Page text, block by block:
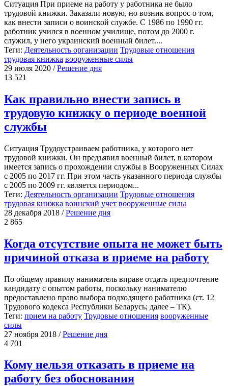
Ситуация При приеме на работу у работника не было
трудовой книжки. Заказали новую, но возник вопрос о том,
как внести записи о воинской службе. С 1986 по 1990 гг.
работник учился в военном училище, потом до 2000 г.
служил, у него украинский военный билет....
Теги: Деятельность организации Трудовые отношения
трудовая книжка вооруженные силы
29 июля 2020 /Решение дня
13 521
Как правильно внести запись в
трудовую книжку о периоде военной
службы
Ситуация Трудоустраиваем работника, у которого нет
трудовой книжки. Он предъявил военный билет, в котором
имеется запись о прохождении службы в Вооруженных Силах
с 2005 по 2017 гг. При этом часть указанного периода службы
с 2005 по 2009 гг. является периодом...
Теги: Деятельность организации Трудовые отношения
трудовая книжка воинский учет вооруженные силы
28 декабря 2018 /Решение дня
2 865
Когда отсутствие опыта не может быть
причиной отказа в приеме на работу
По общему правилу наниматель вправе отдать предпочтение
кандидату с опытом работы, поскольку нанимателю
предоставлено право выбора подходящего работника (ст. 12
Трудового кодекса Республики Беларусь; далее – ТК).
Теги: прием на работу Трудовые отношения вооруженные
силы
27 ноября 2018 /Решение дня
4 701
Кому нельзя отказать в приеме на
работу без обоснования